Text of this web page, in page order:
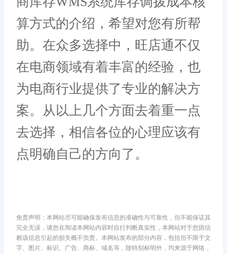
算方式的介绍，希望对您有所帮
助。在众多选择中，旺店通不仅
在电商领域有着丰富的经验，也
为电商行业提供了专业的解决方
案。从以上几个方面去着重一点
去选择，相信各位的心理应该有
点明确自己的方向了。
免责声明：本网站尽可能确保发布信息的准确性与可靠性，但不能保证其
完全无误，请您在阅读本网站内容时自行判断真实性，本网站对于您因信
赖该信息引起的损失概不负责。本网站发布的部分内容，包括但不限于文
字、图片、标识、广告、商标、域名等，除特别标明外，均来源于网络，